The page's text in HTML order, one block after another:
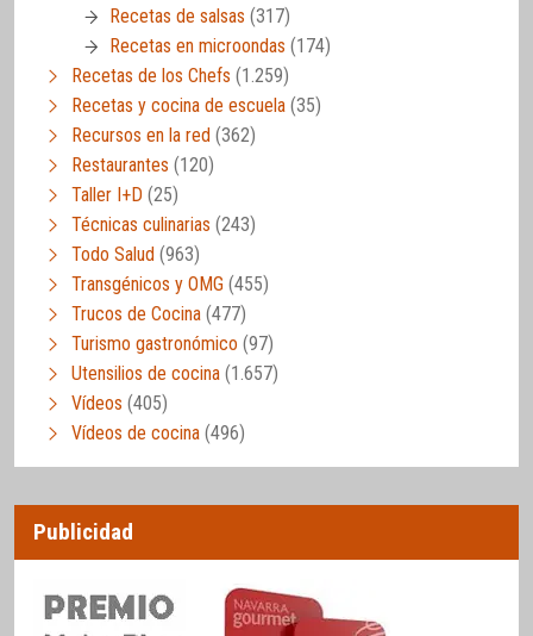
Recetas de salsas (317)
Recetas en microondas (174)
Recetas de los Chefs (1.259)
Recetas y cocina de escuela (35)
Recursos en la red (362)
Restaurantes (120)
Taller I+D (25)
Técnicas culinarias (243)
Todo Salud (963)
Transgénicos y OMG (455)
Trucos de Cocina (477)
Turismo gastronómico (97)
Utensilios de cocina (1.657)
Vídeos (405)
Vídeos de cocina (496)
Publicidad